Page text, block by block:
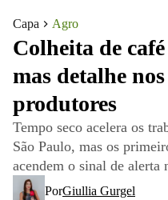
Capa Agro
Colheita de
mas detalhe
produtores
Tempo seco acelera os
São Paulo, mas os
acendem o sinal de alerta
PorGiullia Gurgel